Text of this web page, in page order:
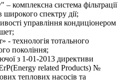
комплексна система фільтрації
широкого спектру дії;
управління кондиціонером
технологія тотального
покоління;
з 1-01-2013 директиви
related Products) №
теплових насосів та